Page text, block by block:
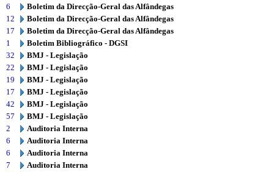
6
Boletim da Direcção-Geral das Alfândegas
12
Boletim da Direcção-Geral das Alfândegas
17
Boletim da Direcção-Geral das Alfândegas
1
Boletim Bibliográfico - DGSI
32
BMJ - Legislação
22
BMJ - Legislação
19
BMJ - Legislação
17
BMJ - Legislação
42
BMJ - Legislação
57
BMJ - Legislação
2
Auditoria Interna
6
Auditoria Interna
6
Auditoria Interna
7
Auditoria Interna